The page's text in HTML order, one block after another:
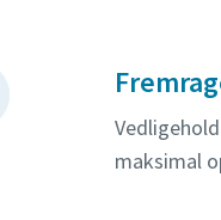
maksimal